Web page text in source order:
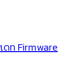
ท Firmware